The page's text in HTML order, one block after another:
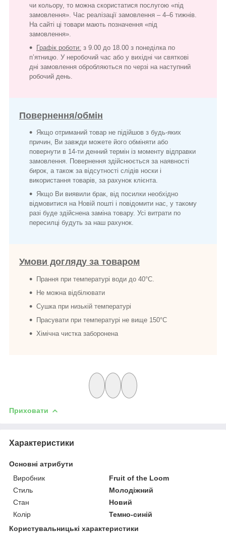
чи кольору, то можна скористатися послугою «під
замовлення». Час реалізації замовлення – 4–6 тижнів.
На сайті ці товари мають позначення «під
замовлення».
Графік роботи: з 9.00 до 18.00 з понеділка по
п’ятницю. У неробочий час або у вихідні чи святкові
дні замовлення обробляються по черзі на наступний
робочий день.
Повернення/обмін
Якщо отриманий товар не підійшов з будь-яких
причин, Ви завжди можете його обміняти або
повернути в 14-ти денний термін із моменту відправки
замовлення. Повернення здійснюється за наявності
бирок, а також за відсутності слідів носки і
використання товарів, за рахунок клієнта.
Якщо Ви виявили брак, від посилки необхідно
відмовитися на Новій пошті і повідомити нас, у такому
разі буде здійснена заміна товару. Усі витрати по
пересилці будуть за наш рахунок.
Умови догляду за товаром
Прання при температурі води до 40°C.
Не можна відбілювати
Сушка при низькій температурі
Прасувати при температурі не вище 150°C
Хімічна чистка заборонена
Приховати
Характеристики
Основні атрибути
Виробник
Fruit of the Loom
Стиль
Молодіжний
Стан
Новий
Колір
Темно-синій
Користувальницькі характеристики